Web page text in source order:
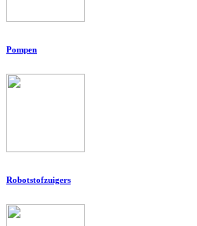
Pompen
Robotstofzuigers